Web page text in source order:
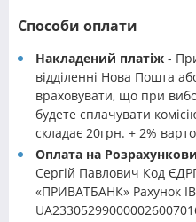
Способи оплати
Накладений платіж -
відділенні Нова Пошта
враховувати, що при
будете сплачувати
складає 20грн. + 2%
Оплата на
Сергій Павлович Код
«ПРИВАТБАНК» Рахунок